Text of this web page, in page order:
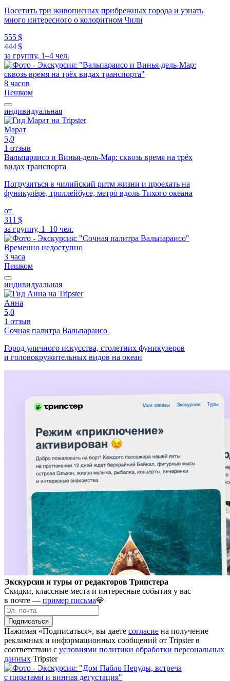
Посетить три живописных прибрежных города и узнать
много интересного о колоритном Чили
555 $
444 $
за группу, 1–4 чел.
8 часов
Пешком
индивидуальная
Марат
5,0
1 отзыв
Вальпараисо и Винья-дель-Мар: сквозь время на трёх
видах транспорта
Погрузиться в чилийский ритм жизни и проехать на
фуникулёре, троллейбусе, метро вдоль Тихого океана
от
311 $
за группу, 1–10 чел.
Временно недоступно
3 часа
Пешком
индивидуальная
Анна
5,0
1 отзыв
Сочная палитра Вальпараисо
Город уличного искусства, столетних фуникулеров
и головокружительных видов на океан
Экскурсии и туры от редакторов Трипстера
Скидки, классные места и интересные события у вас
в почте — пример письма💎
Подписаться
Нажимая «Подписаться», вы даете согласие на получение
рекламных и информационных сообщений от Tripster в
соответствии c условиями политики обработки персональных
данных Tripster